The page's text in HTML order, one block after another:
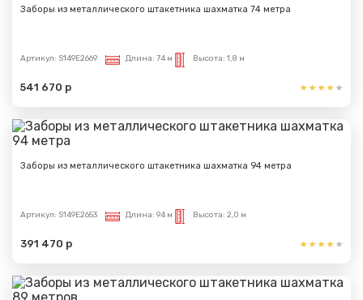
Заборы из металлического штакетника шахматка 74 метра
Артикул: S149E2669 Длина: 74 м Высота: 1,8 м
541 670 р
Заборы из металлического штакетника шахматка 94 метра
Артикул: S149E2653 Длина: 94 м Высота: 2,0 м
391 470 р